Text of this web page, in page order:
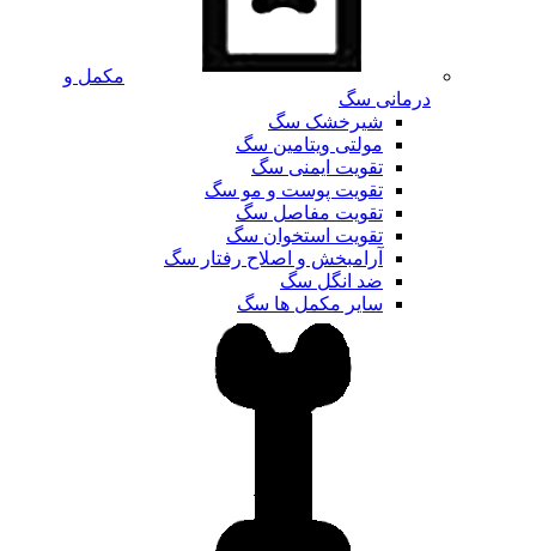
مکمل و
درمانی سگ
شیرخشک سگ
مولتی ویتامین سگ
تقویت ایمنی سگ
تقویت پوست و مو سگ
تقویت مفاصل سگ
تقویت استخوان سگ
آرامبخش و اصلاح رفتار سگ
ضد انگل سگ
سایر مکمل ها سگ